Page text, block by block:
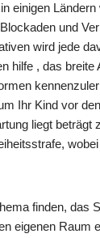
einigen Ländern
und
wird jede
hilfe , das breite
Ihr Kind vor
liegt beträgt
finden, das
eigenen Raum